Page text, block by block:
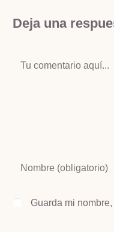
Deja una
Guarda mi